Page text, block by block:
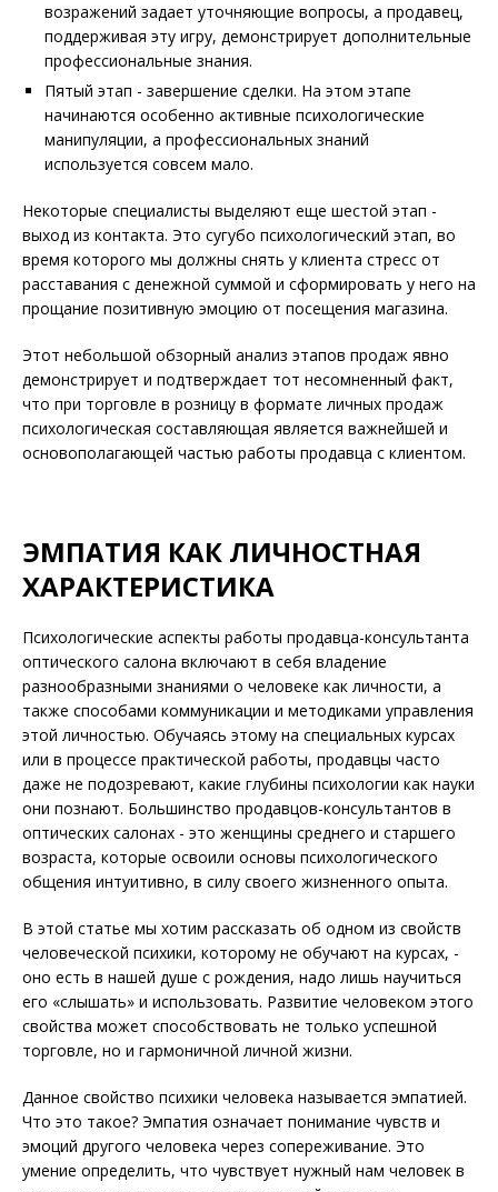
возражений задает уточняющие вопросы, а продавец,
поддерживая эту игру, демонстрирует дополнительные
профессиональные знания.
Пятый этап - завершение сделки. На этом этапе
начинаются особенно активные психологические
манипуляции, а профессиональных знаний
используется совсем мало.
Некоторые специалисты выделяют еще шестой этап -
выход из контакта. Это сугубо психологический этап, во
время которого мы должны снять у клиента стресс от
расставания с денежной суммой и сформировать у него на
прощание позитивную эмоцию от посещения магазина.
Этот небольшой обзорный анализ этапов продаж явно
демонстрирует и подтверждает тот несомненный факт,
что при торговле в розницу в формате личных продаж
психологическая составляющая является важнейшей и
основополагающей частью работы продавца с клиентом.
ЭМПАТИЯ КАК ЛИЧНОСТНАЯ
ХАРАКТЕРИСТИКА
Психологические аспекты работы продавца-консультанта
оптического салона включают в себя владение
разнообразными знаниями о человеке как личности, а
также способами коммуникации и методиками управления
этой личностью. Обучаясь этому на специальных курсах
или в процессе практической работы, продавцы часто
даже не подозревают, какие глубины психологии как науки
они познают. Большинство продавцов-консультантов в
оптических салонах - это женщины среднего и старшего
возраста, которые освоили основы психологического
общения интуитивно, в силу своего жизненного опыта.
В этой статье мы хотим рассказать об одном из свойств
человеческой психики, которому не обучают на курсах, -
оно есть в нашей душе с рождения, надо лишь научиться
его «слышать» и использовать. Развитие человеком этого
свойства может способствовать не только успешной
торговле, но и гармоничной личной жизни.
Данное свойство психики человека называется эмпатией.
Что это такое? Эмпатия означает понимание чувств и
эмоций другого человека через сопереживание. Это
умение определить, что чувствует нужный нам человек в